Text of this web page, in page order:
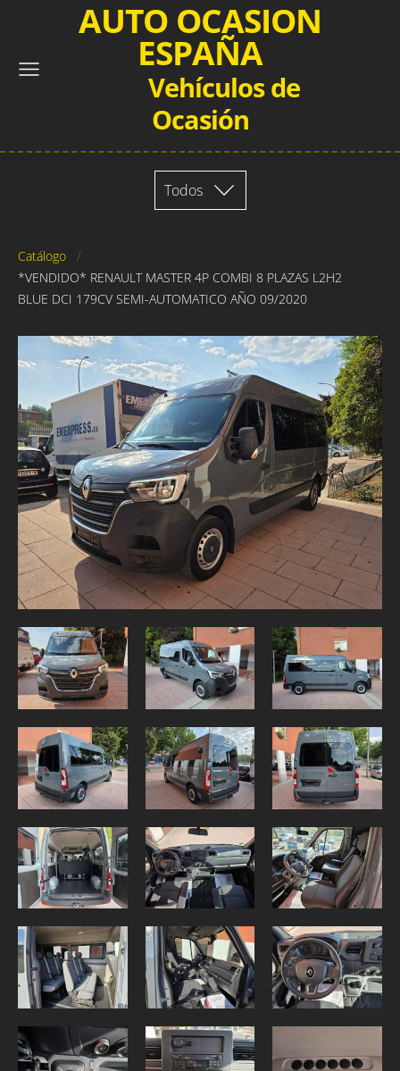
AUTO OCASION
ESPAÑA
Vehículos de
Ocasión
Todos
Catálogo
*VENDIDO* RENAULT MASTER 4P COMBI 8 PLAZAS L2H2
BLUE DCI 179CV SEMI-AUTOMATICO AÑO 09/2020